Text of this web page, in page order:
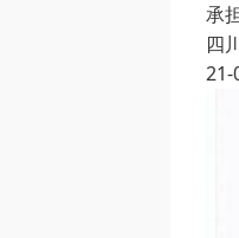
承
四
21-